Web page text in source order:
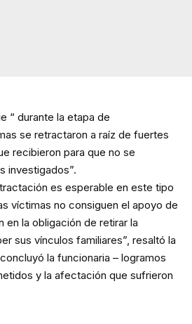
“ durante la etapa de
se retractaron a raíz de fuertes
recibieron para que no se
investigados”.
es esperable en este tipo
víctimas no consiguen el apoyo de
en la obligación de retirar la
sus vínculos familiares”, resaltó la
la funcionaria – logramos
y la afectación que sufrieron